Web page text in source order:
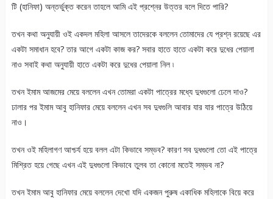
টি (হানিফা) অন্তর্ভুক্ত করেন তাহলে আমি এই প্রশ্নের উত্তর বলে দিতে পারি?
তখন কথা অনুযায়ী ওই একদল মহিলা আসলে তাদেরকে বললেন তোমাদের যে প্রশ্ন রয়েছে এর
একটা সমাধান হবে? তার আগে একটা কাজ কর? সবার হাতে হাতে একটা করে দুধের পেয়ালা
নাও সবাই কথা অনুযায়ী হাতে একটা করে দুধের পেয়ালা নিল ৷
তখন ইমাম আজমের মেয়ে বললেন এখন তোমরা একটা পাত্রের মধ্যে দুধগুলো ঢেলে দাও?
ঢালার পর ইমাম আবু হানিফার মেয়ে বললেন এখন সব দুধগুলি আবার যার যার পাত্রে উঠিয়ে
নাও।
তখন ওই মহিলাগণ আশ্চর্য হয়ে বলল এটা কিভাবে সম্ভব? কারণ সব দুধগুলো তো এই পাত্রে
মিশ্রিত হয়ে গেছে এখন এই দুধগুলো কিভাবে তুলব তা কোনো মতেই সম্ভব না?
তখন ইমাম আবু হানিফার মেয়ে বললেন দেখো যদি একজন পুরুষ একাধিক মহিলাকে বিয়ে করে